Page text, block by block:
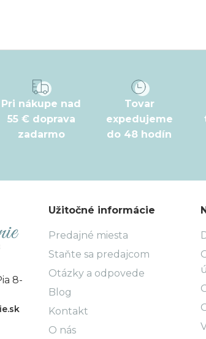
Pri nákupe nad
55 € doprava
zadarmo
Tovar
expedujeme
do 48 hodín
8-
Užitočné informácie
Predajné miesta
Staňte sa predajcom
Otázky a odpovede
Blog
Kontakt
O nás